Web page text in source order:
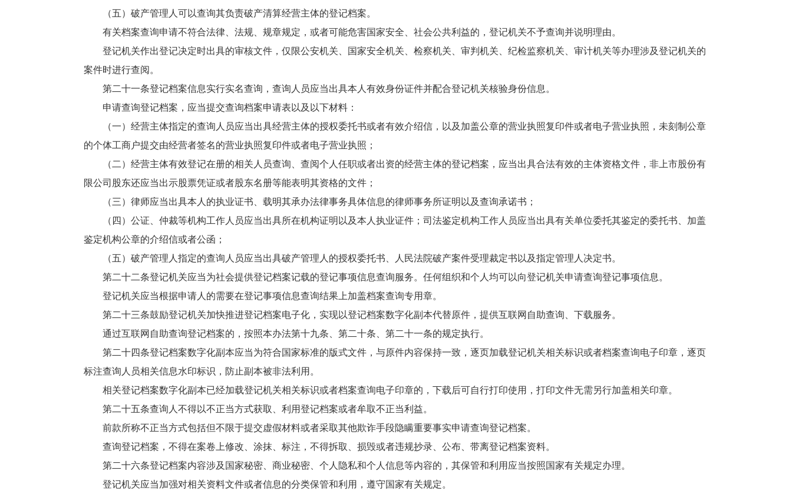
（五）破产管理人可以查询其负责破产清算经营主体的登记档案。
有关档案查询申请不符合法律、法规、规章规定，或者可能危害国家安全、社会公共利益的，登记机关不予查询并说明理由。
登记机关作出登记决定时出具的审核文件，仅限公安机关、国家安全机关、检察机关、审判机关、纪检监察机关、审计机关等办理涉及登记机关的
案件时进行查阅。
第二十一条登记档案信息实行实名查询，查询人员应当出具本人有效身份证件并配合登记机关核验身份信息。
申请查询登记档案，应当提交查询档案申请表以及以下材料：
（一）经营主体指定的查询人员应当出具经营主体的授权委托书或者有效介绍信，以及加盖公章的营业执照复印件或者电子营业执照，未刻制公章
的个体工商户提交由经营者签名的营业执照复印件或者电子营业执照；
（二）经营主体有效登记在册的相关人员查询、查阅个人任职或者出资的经营主体的登记档案，应当出具合法有效的主体资格文件，非上市股份有
限公司股东还应当出示股票凭证或者股东名册等能表明其资格的文件；
（三）律师应当出具本人的执业证书、载明其承办法律事务具体信息的律师事务所证明以及查询承诺书；
（四）公证、仲裁等机构工作人员应当出具所在机构证明以及本人执业证件；司法鉴定机构工作人员应当出具有关单位委托其鉴定的委托书、加盖
鉴定机构公章的介绍信或者公函；
（五）破产管理人指定的查询人员应当出具破产管理人的授权委托书、人民法院破产案件受理裁定书以及指定管理人决定书。
第二十二条登记机关应当为社会提供登记档案记载的登记事项信息查询服务。任何组织和个人均可以向登记机关申请查询登记事项信息。
登记机关应当根据申请人的需要在登记事项信息查询结果上加盖档案查询专用章。
第二十三条鼓励登记机关加快推进登记档案电子化，实现以登记档案数字化副本代替原件，提供互联网自助查询、下载服务。
通过互联网自助查询登记档案的，按照本办法第十九条、第二十条、第二十一条的规定执行。
第二十四条登记档案数字化副本应当为符合国家标准的版式文件，与原件内容保持一致，逐页加载登记机关相关标识或者档案查询电子印章，逐页
标注查询人员相关信息水印标识，防止副本被非法利用。
相关登记档案数字化副本已经加载登记机关相关标识或者档案查询电子印章的，下载后可自行打印使用，打印文件无需另行加盖相关印章。
第二十五条查询人不得以不正当方式获取、利用登记档案或者牟取不正当利益。
前款所称不正当方式包括但不限于提交虚假材料或者采取其他欺诈手段隐瞒重要事实申请查询登记档案。
查询登记档案，不得在案卷上修改、涂抹、标注，不得拆取、损毁或者违规抄录、公布、带离登记档案资料。
第二十六条登记档案内容涉及国家秘密、商业秘密、个人隐私和个人信息等内容的，其保管和利用应当按照国家有关规定办理。
登记机关应当加强对相关资料文件或者信息的分类保管和利用，遵守国家有关规定。